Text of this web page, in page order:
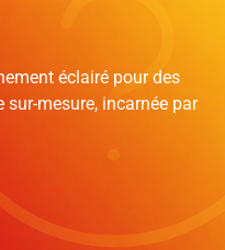
éclairé pour des
mesure, incarnée par